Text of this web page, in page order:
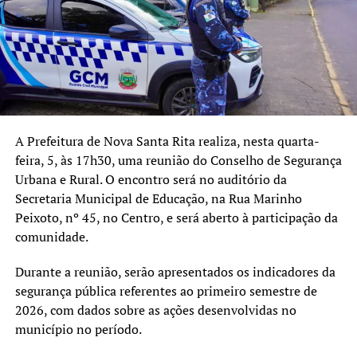
“É importante destacar que
esta é uma lista preliminar
de pré-selecionados. Ainda
existe o período destinado
à apresentação e análise de
recursos antes da
publicação da relação final.
Todo o processo está sendo
conduzido de forma
técnica, transparente e
conforme as regras
estabelecidas no edital,
A Prefeitura de Nova Santa Rita realiza, nesta quarta-
feira, 5, às 17h30, uma reunião do Conselho de Segurança
Urbana e Rural. O encontro será no auditório da
Secretaria Municipal de Educação, na Rua Marinho
Peixoto, nº 45, no Centro, e será aberto à participação da
comunidade.
Durante a reunião, serão apresentados os indicadores da
segurança pública referentes ao primeiro semestre de
2026, com dados sobre as ações desenvolvidas no
município no período.